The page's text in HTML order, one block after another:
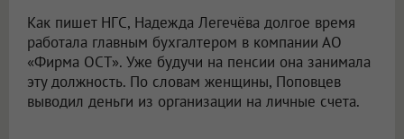
Как пишет НГС, Надежда Легечёва долгое время
работала главным бухгалтером в компании АО
«Фирма ОСТ». Уже будучи на пенсии она занимала
эту должность. По словам женщины, Поповцев
выводил деньги из организации на личные счета.